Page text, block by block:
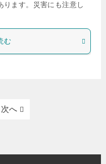
ります。災害にも注意し
む
次へ